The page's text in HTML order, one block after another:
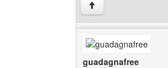
↑
guadagnafree